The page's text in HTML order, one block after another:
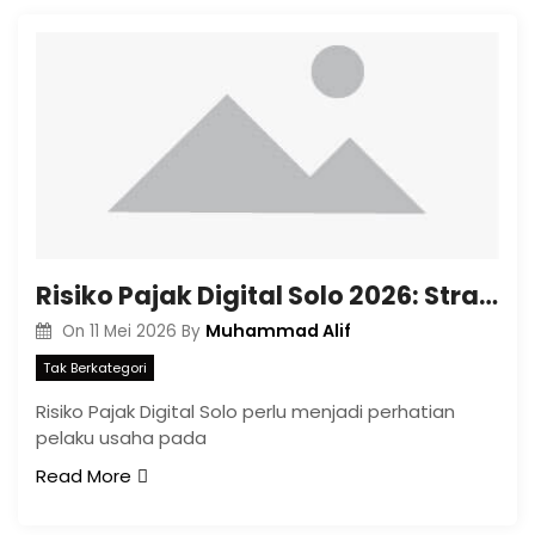
Risiko Pajak Digital Solo 2026: Strategi Data Rapi di Era Coretax
On 11 Mei 2026 By Muhammad Alif
Tak Berkategori
Risiko Pajak Digital Solo perlu menjadi perhatian
pelaku usaha pada
Read More